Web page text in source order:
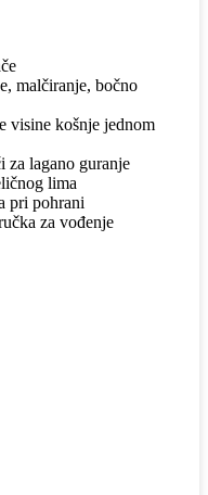
malčiranje, bočno
visine košnje jednom
lagano guranje
lima
pri pohrani
za vođenje